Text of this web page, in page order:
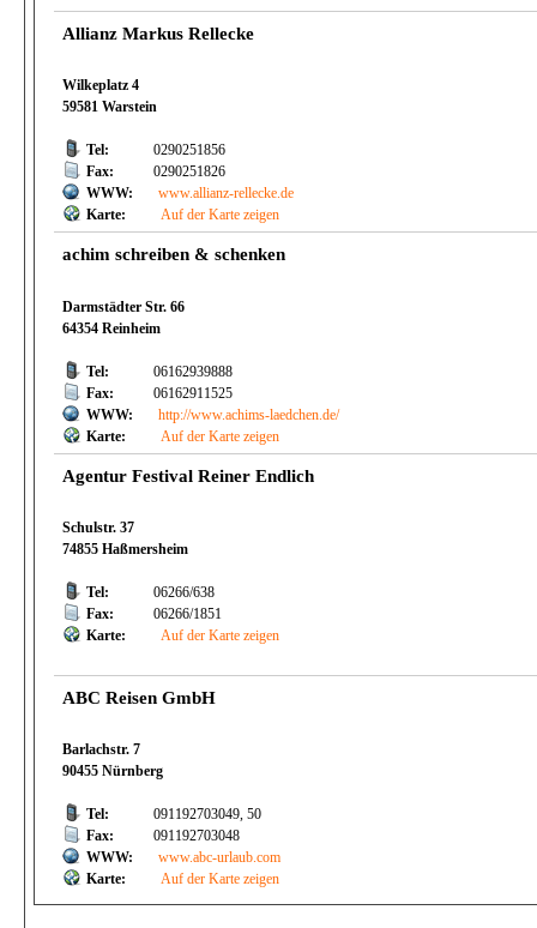
Allianz Markus Rellecke
Wilkeplatz 4
59581 Warstein
Tel:
0290251856
Fax:
0290251826
WWW:
www.allianz-rellecke.de
Karte:
Auf der Karte zeigen
achim schreiben & schenken
Darmstädter Str. 66
64354 Reinheim
Tel:
06162939888
Fax:
06162911525
WWW:
http://www.achims-laedchen.de/
Karte:
Auf der Karte zeigen
Agentur Festival Reiner Endlich
Schulstr. 37
74855 Haßmersheim
Tel:
06266/638
Fax:
06266/1851
Karte:
Auf der Karte zeigen
ABC Reisen GmbH
Barlachstr. 7
90455 Nürnberg
Tel:
091192703049, 50
Fax:
091192703048
WWW:
www.abc-urlaub.com
Karte:
Auf der Karte zeigen